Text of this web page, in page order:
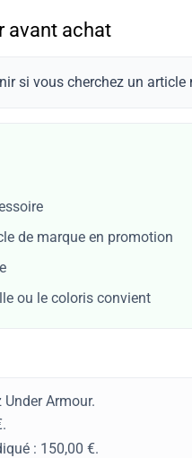
avant achat
si vous cherchez un article
de marque en promotion
ou le coloris convient
Armour.
: 150,00 €.